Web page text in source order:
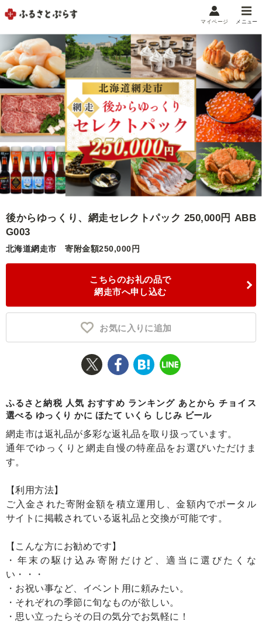
メニュー
マイメニュー
マイページ
お気に入り 閲覧履歴
メニュー
お礼の品から探す
お礼の品をカテゴリや金額で絞り込み
自治体から探す
ランキング
特集・おすすめ
控除額シミュレータ Q&A
マイページ
後からゆっくり、網走セレクトパック 250,000円 ABB
G003
北海道網走市 寄附金額250,000円
こちらのお礼の品で
網走市へ申し込む
お気に入りに追加
ふるさと納税 人気 おすすめ ランキング あとから チョイス
選べる ゆっくり かに ほたて いくら しじみ ビール
網走市は返礼品が多彩な返礼品を取り扱っています。
通年でゆっくりと網走自慢の特産品をお選びいただけま
す。
【利用方法】
ご入金された寄附金額を積立運用し、金額内でポータル
サイトに掲載されている返礼品と交換が可能です。
【こんな方にお勧めです】
・年末の駆け込み寄附だけど、適当に選びたくな
い・・・
・お祝い事など、イベント用に頼みたい。
・それぞれの季節に旬なものが欲しい。
・思い立ったらその日の気分でお気軽に！